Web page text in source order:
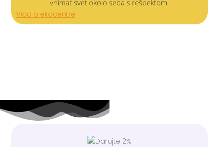
vnímať svet okolo seba s rešpektom.
Viac o ekocentre